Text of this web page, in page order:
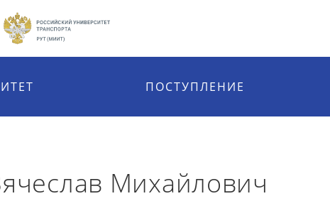
ПОСТУПЛЕНИЕ
Михайлович